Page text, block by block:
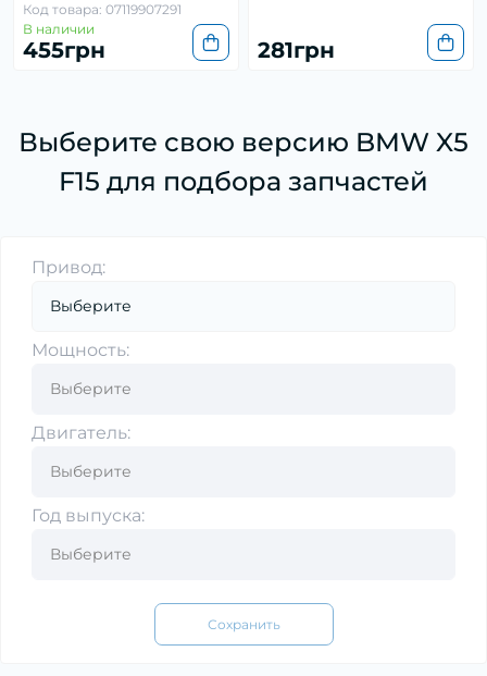
Код товара: 07119907291
В наличии
455грн 281грн
Выберите свою версию BMW X5
F15 для подбора запчастей
Привод:
Мощность:
Двигатель:
Год выпуска:
Сохранить